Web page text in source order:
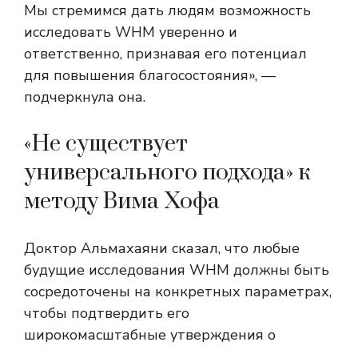
Мы стремимся дать людям возможность
исследовать WHM уверенно и
ответственно, признавая его потенциал
для повышения благосостояния», —
подчеркнула она.
«Не существует
универсального подхода» к
методу Вима Хофа
Доктор Альмахаяни сказал, что любые
будущие исследования WHM должны быть
сосредоточены на конкретных параметрах,
чтобы подтвердить его
широкомасштабные утверждения о